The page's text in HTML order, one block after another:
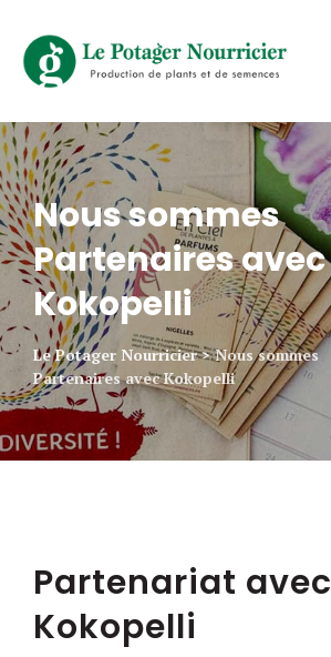
content
Nous sommes
Partenaires avec
Kokopelli
Le Potager Nourricier>Nous sommes
Partenaires avec Kokopelli
Partenariat avec
Kokopelli